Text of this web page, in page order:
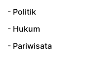
- Politik
- Hukum
- Pariwisata